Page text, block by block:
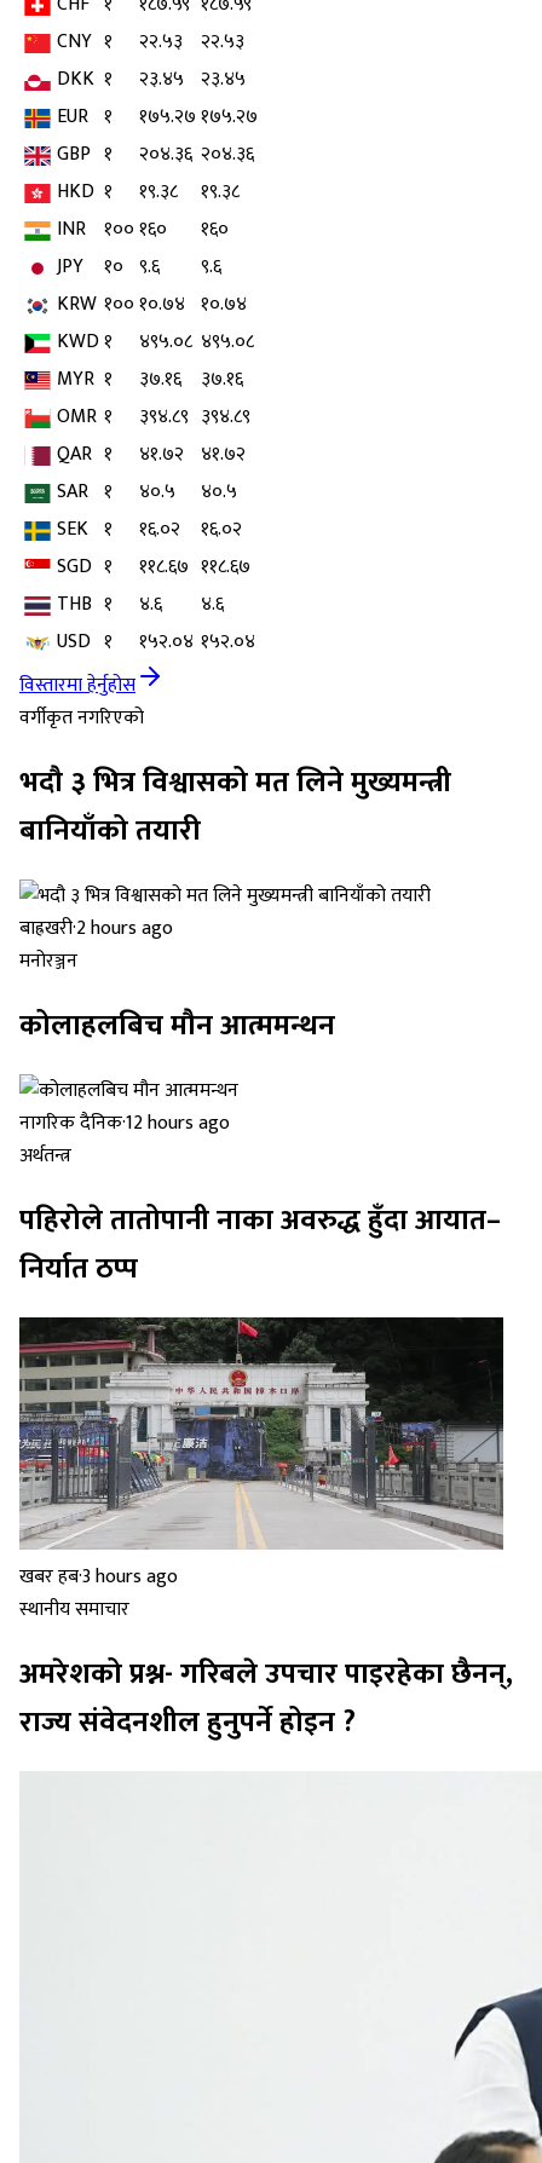
CNY १ २२.५३
२२.५३
DKK १ २३.४५ २३.४५
EUR १ १७५.२७१७५.२७
GBP १ २०४.३६ २०४.३६
HKD १ १९.३८
१९.३८
INR १००१६०
१६०
JPY
१० ९.६
९.६
KRW १००१०.७४ १०.७४
KWD१ ४९५.०८ ४९५.०८
MYR १ ३७.१६
३७.१६
OMR १ ३९४.८९ ३९४.८९
QAR १ ४१.७२ ४१.७२
SAR १ ४०.५
४०.५
SEK १ १६.०२
१६.०२
SGD १ ११८.६७ ११८.६७
THB १ ४.६
४.६
USD १ १५२.०४ १५२.०४
विस्तारमा हेर्नुहोस
वर्गीकृत नगरिएको
भदौ ३ भित्र विश्वासको मत लिने मुख्यमन्त्री
बानियाँको तयारी
बाह्रखरी·2 hours ago
मनोरञ्जन
कोलाहलबिच मौन आत्ममन्थन
नागरिक दैनिक·12 hours ago
अर्थतन्त्र
पहिरोले तातोपानी नाका अवरुद्ध हुँदा आयात–
निर्यात ठप्प
खबर हब·3 hours ago
स्थानीय समाचार
अमरेशको प्रश्न- गरिबले उपचार पाइरहेका छैनन्,
राज्य संवेदनशील हुनुपर्ने होइन ?